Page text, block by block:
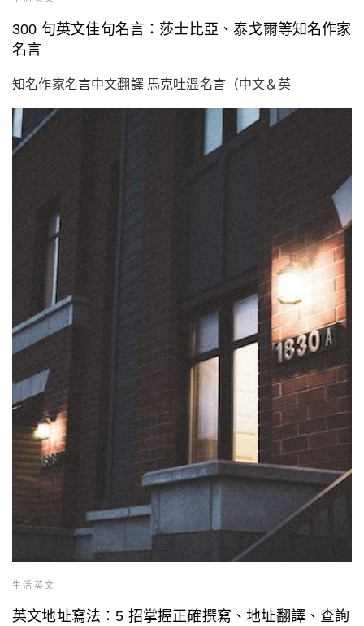
300 句英文佳句名言：莎士比亞、泰戈爾等知名作家
名言
知名作家名言中文翻譯 馬克吐溫名言（中文＆英
生活英文
英文地址寫法：5 招掌握正確撰寫、地址翻譯、查詢